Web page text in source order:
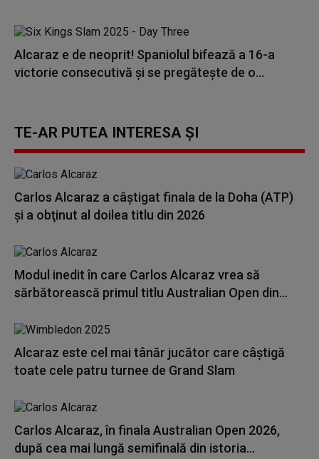
Alcaraz e de neoprit! Spaniolul bifează a 16-a
victorie consecutivă și se pregătește de o...
TE-AR PUTEA INTERESA ȘI
Carlos Alcaraz a câştigat finala de la Doha (ATP)
şi a obţinut al doilea titlu din 2026
Modul inedit în care Carlos Alcaraz vrea să
sărbătorească primul titlu Australian Open din...
Alcaraz este cel mai tânăr jucător care câştigă
toate cele patru turnee de Grand Slam
Carlos Alcaraz, în finala Australian Open 2026,
după cea mai lungă semifinală din istoria...